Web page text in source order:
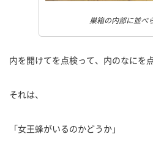
巣箱の内部に並べ
内を開けてを点検って、内のなにを
それは、
「女王蜂がいるのかどうか」